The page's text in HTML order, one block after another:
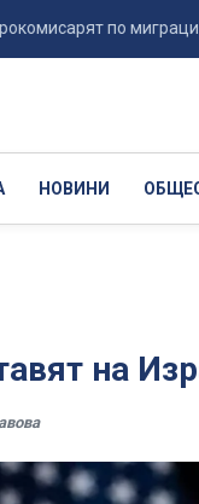
по
НОВИНИ
на